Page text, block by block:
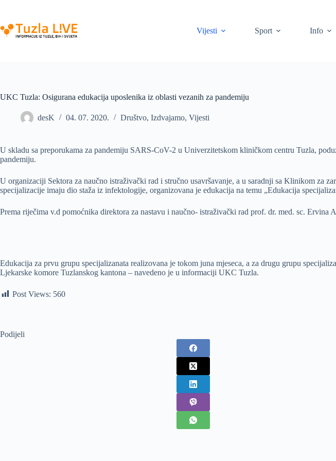
content
Vijesti
Sport Info
UKC Tuzla: Osigurana edukacija uposlenika iz oblasti vezanih za pandemiju
desK 04. 07. 2020. Društvo, Izdvajamo, Vijesti
U skladu sa preporukama za pandemiju SARS-CoV-2 u Univerzitetskom kliničkom centru Tuzla,
pandemiju.
U organizaciji Sektora za naučno istraživački rad i stručno usavršavanje, a u saradnji sa Klinikom za
specijalizacije imaju dio staža iz infektologije, organizovana je edukacija na temu „Edukacija
Prema riječima v.d pomoćnika direktora za nastavu i naučno- istraživački rad prof. dr. med. sc.
Edukacija za prvu grupu specijalizanata realizovana je tokom juna mjeseca, a za drugu grupu
Ljekarske komore Tuzlanskog kantona – navedeno je u informaciji UKC Tuzla.
Post Views: 560
Podijeli